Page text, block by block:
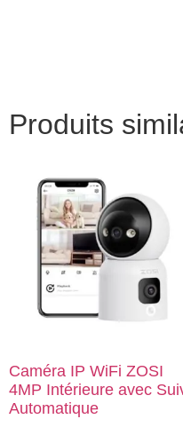
Produits
Caméra IP WiFi ZOSI
4MP Intérieure avec
Automatique